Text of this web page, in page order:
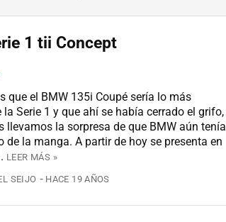
1 tii Concept
que el BMW 135i Coupé sería lo más
la Serie 1 y que ahí se había cerrado el grifo,
llevamos la sorpresa de que BMW aún tenía
de la manga. A partir de hoy se presenta en
LEER MÁS »
SEIJO HACE 19 AÑOS